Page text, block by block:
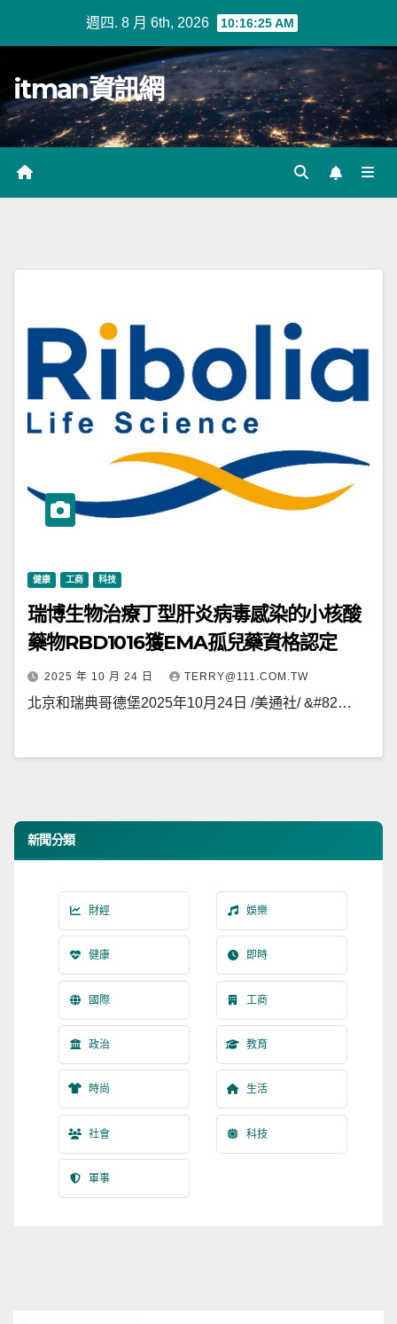
週四. 8 月 6th, 2026 10:16:25 AM
itman資訊網
健康 工商 科技
瑞博生物治療丁型肝炎病毒感染的小核酸
藥物RBD1016獲EMA孤兒藥資格認定
2025 年 10 月 24 日 TERRY@111.COM.TW
北京和瑞典哥德堡2025年10月24日 /美通社/ &#82…
新聞分類
財經 娛樂
健康 即時
國際 工商
政治 教育
時尚 生活
社會 科技
軍事